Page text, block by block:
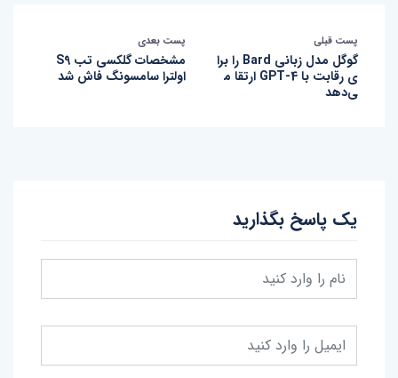
پست قبلی
گوگل مدل زبانی Bard را برا
ی رقابت با GPT-4 ارتقا م
ی‌دهد
پست بعدی
مشخصات گلکسی تب S9
اولترا سامسونگ فاش شد
یک پاسخ بگذارید